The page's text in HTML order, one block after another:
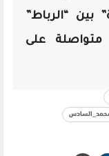
بين “الرباط”
متواصلة على